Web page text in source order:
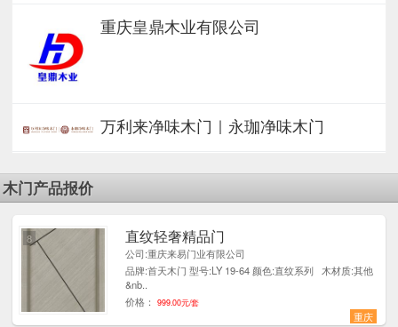
重庆皇鼎木业有限公司
万利来净味木门｜永珈净味木门
木门产品报价
直纹轻奢精品门
公司:重庆来易门业有限公司
品牌:首天木门 型号:LY 19-64 颜色:直纹系列 木材质:其他
&nb..
价格：
999.00元/套
重庆
8